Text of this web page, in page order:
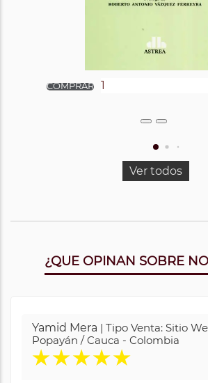
Ver todos
¿QUE OPINAN SOBRE
Yamid Mera | Tipo Venta: Sitio
Popayán / Cauca - Colombia
★★★★★